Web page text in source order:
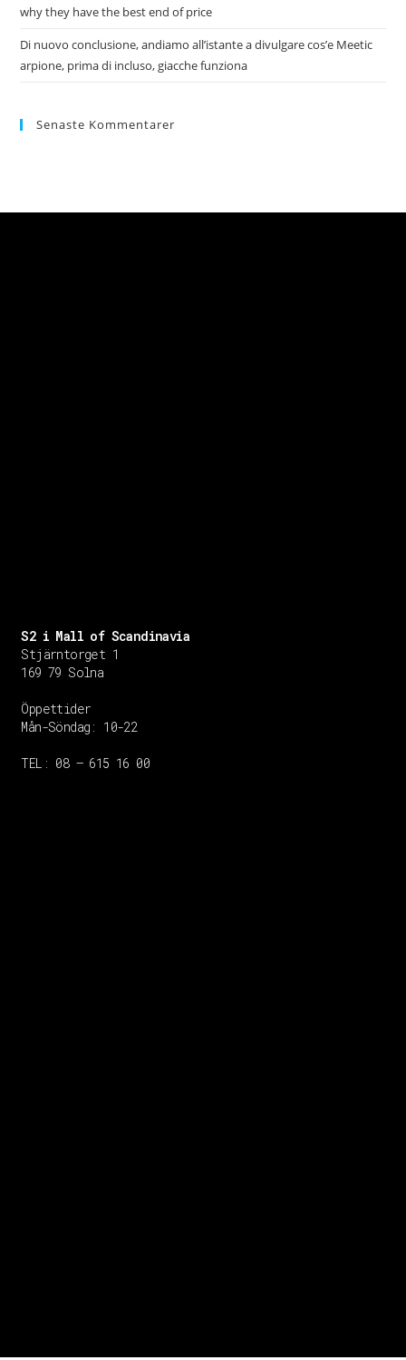
why they have the best end of price
Di nuovo conclusione, andiamo all’istante a divulgare cos’e Meetic
arpione, prima di incluso, giacche funziona
Senaste Kommentarer
S2 i Mall of Scandinavia
Stjärntorget 1
169 79 Solna
Öppettider
Mån-Söndag: 10-22
TEL: 08 – 615 16 00